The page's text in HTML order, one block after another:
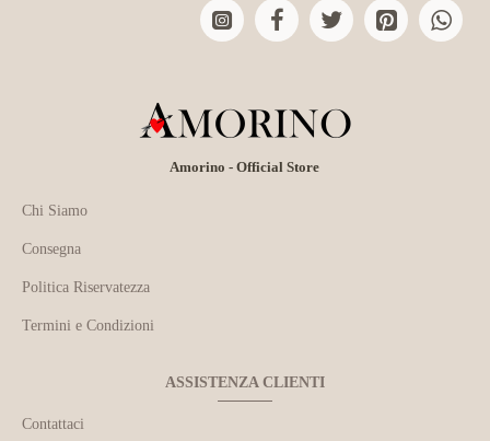
Amorino - Official Store
Chi Siamo
Consegna
Politica Riservatezza
Termini e Condizioni
ASSISTENZA CLIENTI
Contattaci